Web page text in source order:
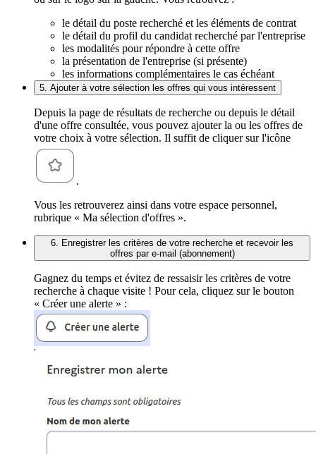
le détail du poste recherché et les éléments de contrat
le détail du profil du candidat recherché par l'entreprise
les modalités pour répondre à cette offre
la présentation de l'entreprise (si présente)
les informations complémentaires le cas échéant
5. Ajouter à votre sélection les offres qui vous intéressent
Depuis la page de résultats de recherche ou depuis le détail
d'une offre consultée, vous pouvez ajouter la ou les offres de
votre choix à votre sélection. Il suffit de cliquer sur l'icône
.
Vous les retrouverez ainsi dans votre espace personnel,
rubrique « Ma sélection d'offres ».
6. Enregistrer les critères de votre recherche et recevoir les
offres par e-mail (abonnement)
Gagnez du temps et évitez de ressaisir les critères de votre
recherche à chaque visite ! Pour cela, cliquez sur le bouton
« Créer une alerte » :